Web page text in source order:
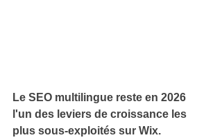
Le SEO multilingue reste en 2026
l'un des leviers de croissance les
plus sous-exploités sur Wix.